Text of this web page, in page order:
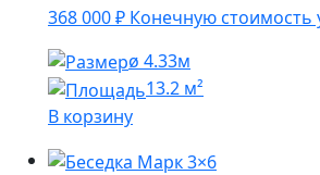
368 000₽ Конечную стоимость
ø 4.33м
13.2 м²
В корзину